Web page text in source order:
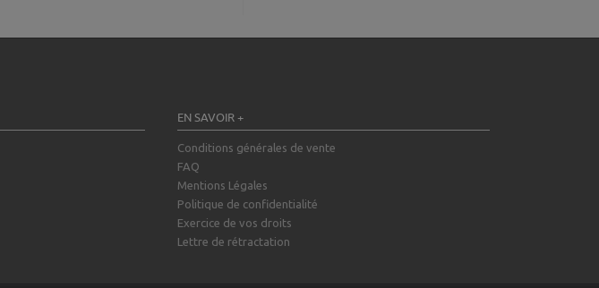
EN SAVOIR +
Conditions générales de vente
FAQ
Mentions Légales
Politique de confidentialité
Exercice de vos droits
Lettre de rétractation